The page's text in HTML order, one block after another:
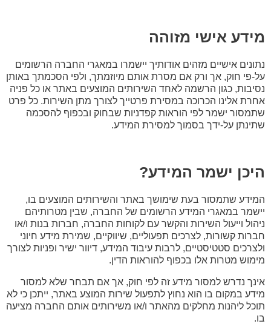
מידע אישי מזוהה
נתונים אישיים מזהים אודותיך יישמרו במאגרי החברה הרשומים
על-פי חוק, אך ורק אם מסרת אותם מיוזמתך, ולפי הסכמתך באותן
נסיבות, כגון הרשמה לאחד השירותים המוצעים באתר או כל פניה
אחרת אלינו הכרוכה במסירת פרטייך לצורך מתן השירות. כל פרט
שתמסור ישמר לפי הוראות קפדניות שבחוק ובכפוף להסכמה
שתינתן על-ידך בסמוך למסירת המידע.
היכן ישמר המידע?
המידע שתמסור בעת שימושך באתר והשירותים המוצעים בו,
יישמר במאגרי המידע הרשומים של החברה, שבין מטרותיהם
ניהול וייעול השירות והקשר עם לקוחות החברה, חברות בנות ו/או
חברות קשורות, לצרכים תפעוליים, שיווקיים, שמירת מידע חיוני
ולצרכים סטטיסטיים, לרבות עיבוד המידע, דיוור ישיר ופניות לצורך
מימוש מטרות אלו בכפוף להוראות הדין.
אינך נדרש למסור מידע זה לפי חוק, אך אם תבחר שלא למסור
מידע במקום בו הוא נחוץ לתפעול שירות המוצע באתר, ייתכן כי לא
תוכל ליהנות מחלקים מהאתר ו/או משירותים אותם החברה מציעה
בו.